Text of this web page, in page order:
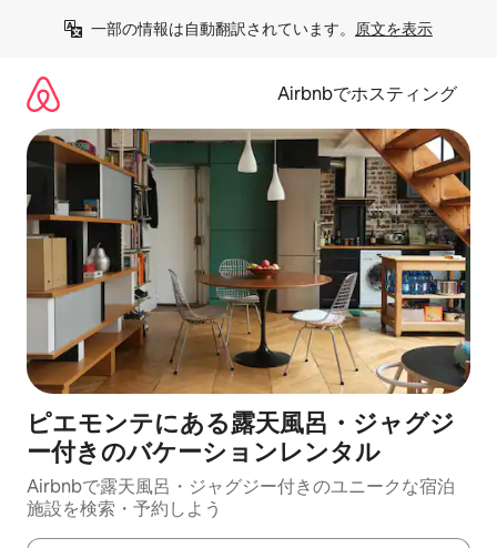
一部の情報は自動翻訳されています。 原文を表示
Airbnbでホスティング
ピエモンテにある露天風呂・ジャグジ
ー付きのバケーションレンタル
Airbnbで露天風呂・ジャグジー付きのユニークな宿泊
施設を検索・予約しよう